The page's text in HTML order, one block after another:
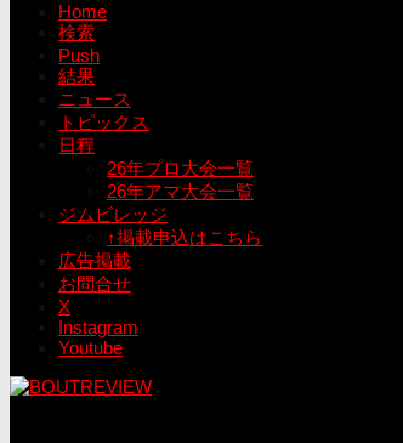
Home
検索
Push
結果
ニュース
トピックス
日程
26年プロ大会一覧
26年アマ大会一覧
ジムビレッジ
↑掲載申込はこちら
広告掲載
お問合せ
X
Instagram
Youtube